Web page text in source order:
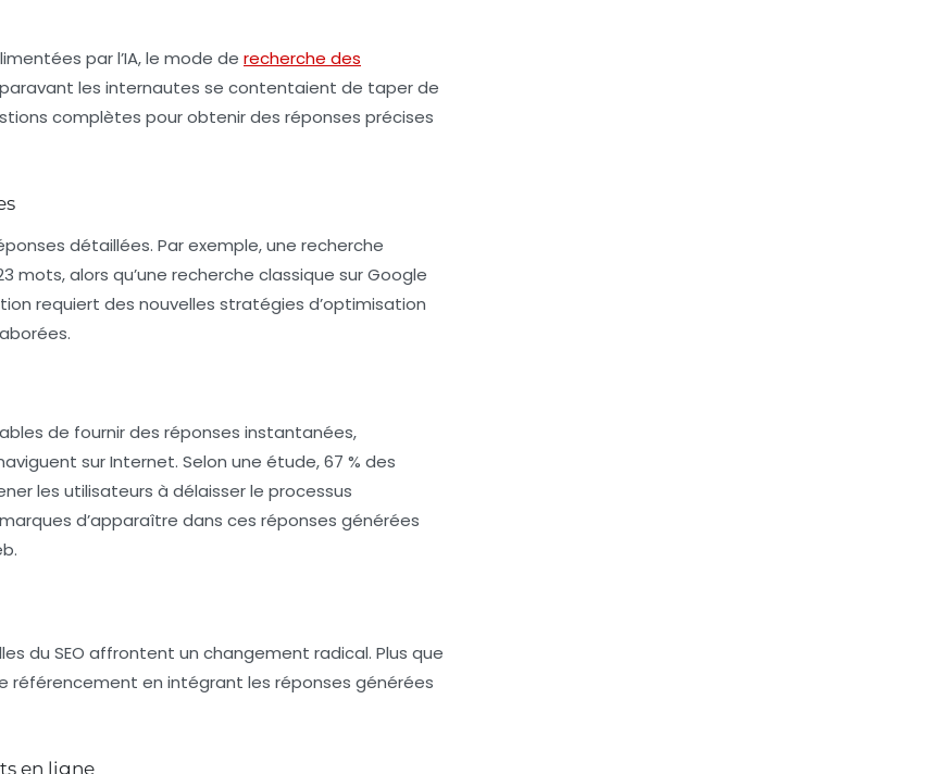
par l’IA, le mode de recherche des
les internautes se contentaient de taper de
complètes pour obtenir des réponses précises
détaillées. Par exemple, une recherche
mots, alors qu’une recherche classique sur Google
requiert des nouvelles stratégies d’optimisation
de fournir des réponses instantanées,
sur Internet. Selon une étude, 67 % des
les utilisateurs à délaisser le processus
d’apparaître dans ces réponses générées
du SEO affrontent un changement radical. Plus que
référencement en intégrant les réponses générées
en ligne